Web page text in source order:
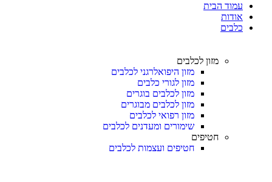
עמוד הבית
אודות
כלבים
מזון לכלבים
מזון היפואלרגני לכלבים
מזון לגורי כלבים
מזון לכלבים בוגרים
מזון לכלבים מבוגרים
מזון רפואי לכלבים
שימורים ומעדנים לכלבים
חטיפים
חטיפים ועצמות לכלבים